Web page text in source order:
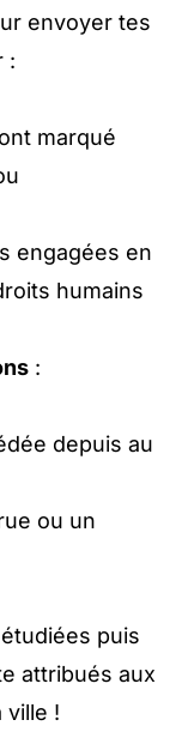
envoyer tes
:
marqué
engagées en
humains
:
depuis au
ou un
puis
attribués aux
ville !